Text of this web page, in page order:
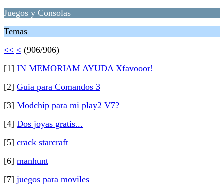
Juegos y Consolas
Temas
<< < (906/906)
[1] IN MEMORIAM AYUDA Xfavooor!
[2] Guia para Comandos 3
[3] Modchip para mi play2 V7?
[4] Dos joyas gratis...
[5] crack starcraft
[6] manhunt
[7] juegos para moviles